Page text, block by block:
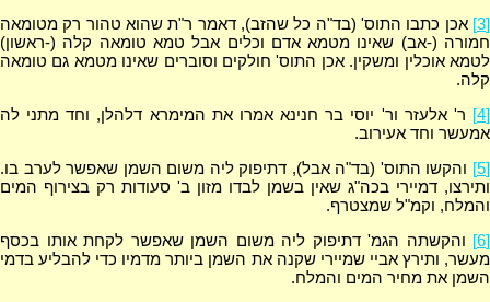
[3]
אכן כתבו התוס' (בד"ה כל שהזב), דאמר ר"ת שהוא טהור רק מטומאה
חמורה (-אב) שאינו מטמא אדם וכלים אבל טמא טומאה קלה (-ראשון)
לטמא אוכלין ומשקין. אכן התוס' חולקים וסוברים שאינו מטמא גם טומאה
קלה.
[4]
ר' אלעזר ור' יוסי בר חנינא אמרו את המימרא דלהלן, וחד מתני לה
אמעשר וחד אעירוב.
[5]
והקשו התוס' (בד"ה אבל), דתיפוק ליה משום השמן שאפשר לערב בו.
ותירצו, דמיירי בכה"ג שאין בשמן לבדו מזון ב' סעודות רק בצירוף המים
והמלח, וקמ"ל שמצטרף.
[6]
והקשתה הגמ' דתיפוק ליה משום השמן שאפשר לקחת אותו בכסף
מעשר, ותירץ אביי שמיירי שקנה את השמן ביותר מדמיו כדי להבליע בדמי
השמן את מחיר המים והמלח.